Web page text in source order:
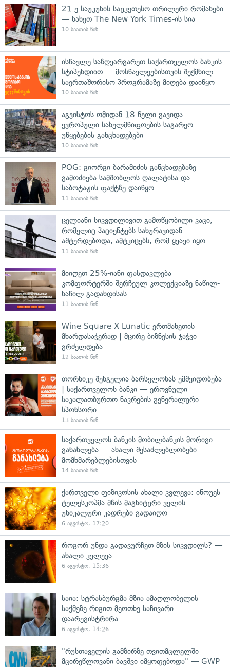
21-ე საუკუნის საუკეთესო თრილერი რომანები
— ნახეთ The New York Times-ის სია
10 საათის წინ
ისწავლე საზღვარგარეთ საქართველოს ბანკის
სტიპენდიით — მოსწავლეებისთვის შექმნილ
საერთაშორისო პროგრამაზე მიღება დაიწყო
10 საათის წინ
აგვისტოს ომიდან 18 წელი გავიდა —
ევროპული სახელმწიფოების საგარეო
უწყებების განცხადებები
10 საათის წინ
POG: გიორგი ბარამიძის განცხადებაზე
გამოძიება სამშობლოს ღალატისა და
საბოტაჟის ფაქტზე დაიწყო
11 საათის წინ
ცელიანი სიკვდილივით გამოწყობილი კაცი,
რომელიც პაციენტებს სახურავიდან
აშტერდებოდა, ამტკიცებს, რომ ყვავი იყო
11 საათის წინ
მიიღეთ 25%-იანი ფასდაკლება
კომფორტერში შერჩეულ კოლექციაზე ნაწილ-
ნაწილ გადახდისას
11 საათის წინ
Wine Square X Lunatic ერთმანეთის
მხარდასაჭერად | მცირე ბიზნესის ჯაჭვი
გრძელდება
12 საათის წინ
თორნიკე შენგელია ბარსელონას ემშვიდობება
| საქართველოს ბანკი — ეროვნული
საკალათბურთო ნაკრების გენერალური
სპონსორი
13 საათის წინ
საქართველოს ბანკის მობილბანკის მორიგი
განახლება — ახალი შესაძლებლობები
მომხმარებლებისთვის
14 საათის წინ
ქართველი ფიზიკოსის ახალი კვლევა: ინოუეს
ტელესკოპმა მზის მაგნიტური ველის
უნიკალური კადრები გადაიღო
6 აგვისტო, 17:20
როგორ უნდა გადავურჩეთ მზის სიკვდილს? —
ახალი კვლევა
6 აგვისტო, 15:36
საია: სტრასბურგმა მზია ამაღლობელის
საქმეზე რიგით მეოთხე საჩივარი
დაარეგისტრირა
6 აგვისტო, 14:26
"რუსთაველის გამზირზე თვითმცლელში
მცირეწლოვანი ბავშვი იმყოფებოდა" — GWP